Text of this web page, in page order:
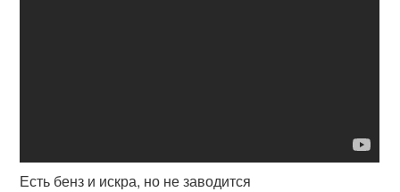
Есть бенз и искра, но не заводится